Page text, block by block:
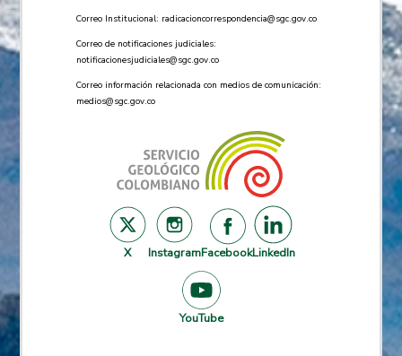
Correo Institucional: radicacioncorrespondencia@sgc.gov.co
Correo de notificaciones judiciales:
notificacionesjudiciales@sgc.gov.co
Correo información relacionada con medios de comunicación:
medios@sgc.gov.co
X InstagramFacebookLinkedIn
YouTube